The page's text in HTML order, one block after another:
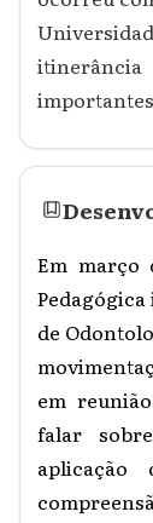
Em março
de
em
falar